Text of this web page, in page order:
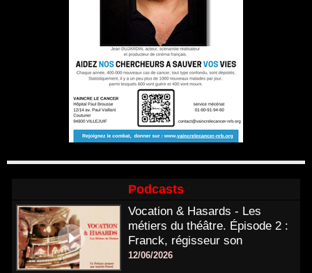
Podcasts
Vocation & Hasards - Les
métiers du théâtre. Épisode 2 :
Franck, régisseur son
12/06/2026